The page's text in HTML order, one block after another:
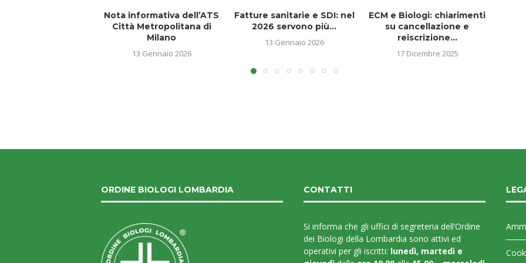
Nota informativa dell’ATS
Città Metropolitana di
Milano
13 Gennaio 2026
Fatture sanitarie e SDI: nel
2026 servono più...
13 Gennaio 2026
ECM e Biologi: chiarimenti
su cancellazione e
reiscrizione...
17 Dicembre 2025
ORDINE BIOLOGI LOMBARDIA CONTATTI
Si informa che gli uffici di segreteria dell’Ordine
dei Biologi della Lombardia sono attivi ed
operativi per gli iscritti: lunedì, martedì e